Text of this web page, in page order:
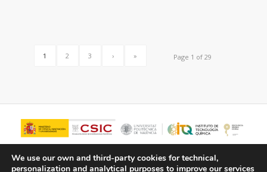
Page 1 of 29
1 2 3 › »
We use our own and third-party cookies for technical,
personalization and analytical purposes to improve our services